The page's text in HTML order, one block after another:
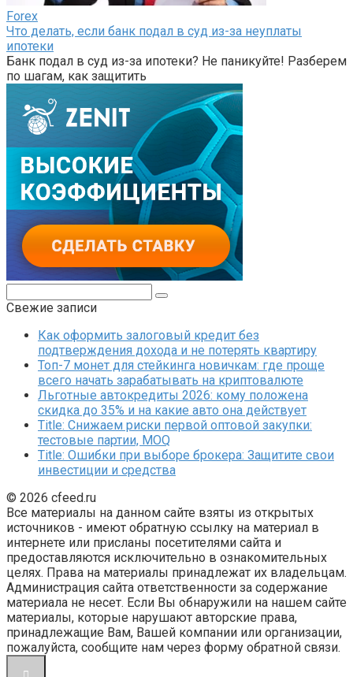
Forex
Что делать, если банк подал в суд из-за неуплаты
ипотеки
Банк подал в суд из-за ипотеки? Не паникуйте! Разберем
по шагам, как защитить
Свежие записи
Как оформить залоговый кредит без
подтверждения дохода и не потерять квартиру
Топ-7 монет для стейкинга новичкам: где проще
всего начать зарабатывать на криптовалюте
Льготные автокредиты 2026: кому положена
скидка до 35% и на какие авто она действует
Title: Снижаем риски первой оптовой закупки:
тестовые партии, MOQ
Title: Ошибки при выборе брокера: Защитите свои
инвестиции и средства
© 2026 cfeed.ru
Все материалы на данном сайте взяты из открытых
источников - имеют обратную ссылку на материал в
интернете или присланы посетителями сайта и
предоставляются исключительно в ознакомительных
целях. Права на материалы принадлежат их владельцам.
Администрация сайта ответственности за содержание
материала не несет. Если Вы обнаружили на нашем сайте
материалы, которые нарушают авторские права,
принадлежащие Вам, Вашей компании или организации,
пожалуйста, сообщите нам через форму обратной связи.